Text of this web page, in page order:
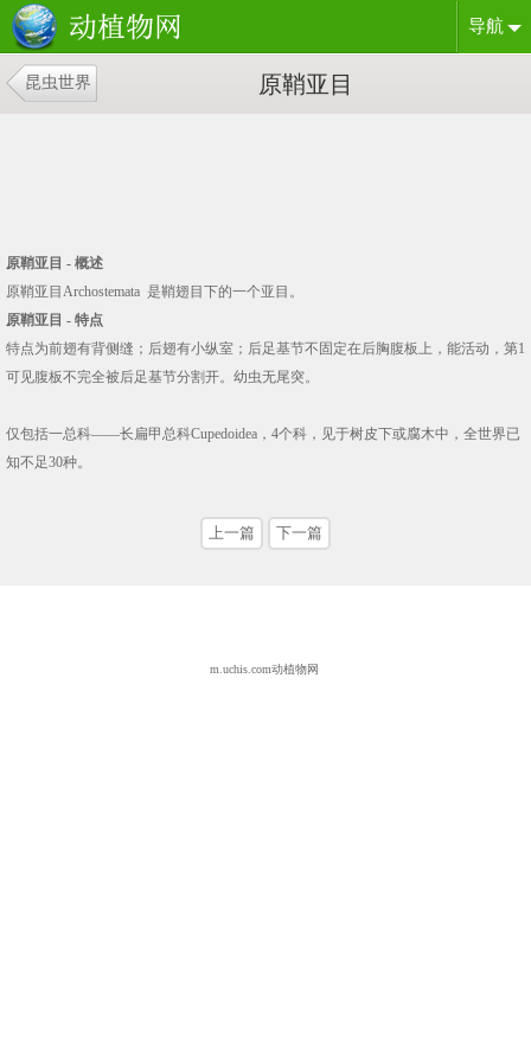
导航
昆虫世界 原鞘亚目
原鞘亚目 - 概述
原鞘亚目Archostemata 是鞘翅目下的一个亚目。
原鞘亚目 - 特点
特点为前翅有背侧缝；后翅有小纵室；后足基节不固定在后胸腹板上，能活动，第1
可见腹板不完全被后足基节分割开。幼虫无尾突。
仅包括一总科——长扁甲总科Cupedoidea，4个科，见于树皮下或腐木中，全世界已
知不足30种。
上一篇 下一篇
m.uchis.com动植物网